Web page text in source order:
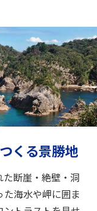
くる景勝地
断崖・絶壁・洞
海水や岬に囲ま